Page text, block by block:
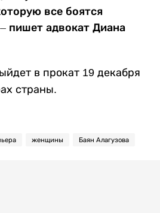
все боятся
пишет адвокат Диана
в прокат 19 декабря
страны.
женщины Баян Алагузова